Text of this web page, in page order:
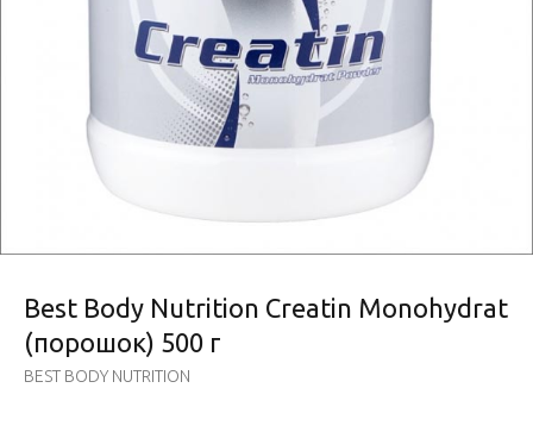
Best Body Nutrition Creatin Monohydrat
(порошок) 500 г
BEST BODY NUTRITION